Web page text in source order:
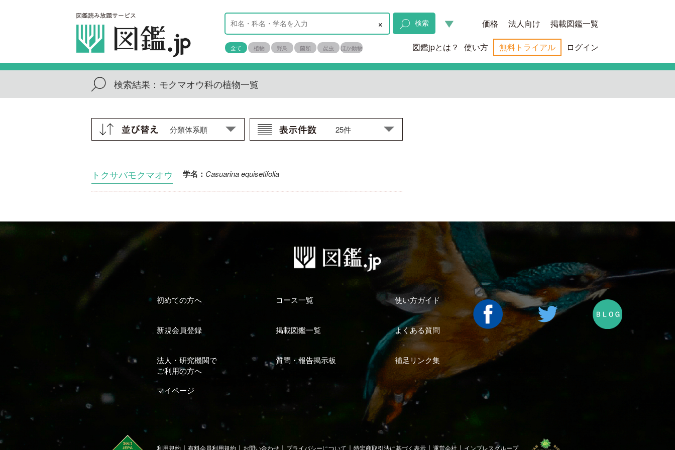
× 検索
全て 植物 野鳥 菌類 昆虫 ほか動物
価格 法人向け 掲載図鑑一覧
図鑑jpとは？ 使い方 無料トライアル ログイン
検索結果： モクマオウ科の植物一覧
トクサバモクマオウ 学名： Casuarina equisetifolia
初めての方へ コース一覧 使い方ガイド
新規会員登録 掲載図鑑一覧 よくある質問
法人・研究機関で
ご利用の方へ
質問・報告掲示板 補足リンク集
マイページ
利用規約 ｜ 有料会員利用規約 ｜ お問い合わせ ｜ プライバシーについて ｜ 特定商取引法に基づく表示 ｜ 運営会社 ｜ インプレスグループ